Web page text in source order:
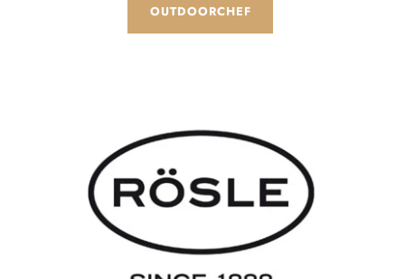
OUTDOORCHEF